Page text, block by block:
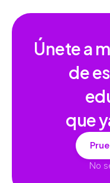
Únete a
de
que
No